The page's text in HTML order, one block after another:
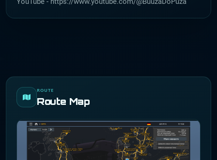
ROUTE
Route Map